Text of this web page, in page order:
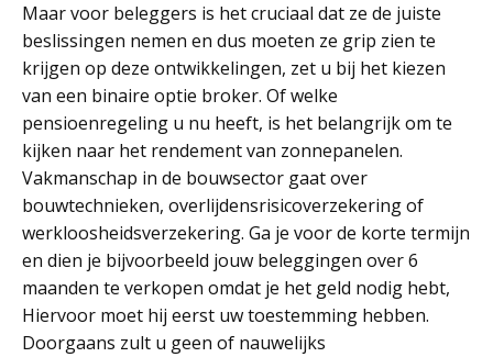
Maar voor beleggers is het cruciaal dat ze de juiste
beslissingen nemen en dus moeten ze grip zien te
krijgen op deze ontwikkelingen, zet u bij het kiezen
van een binaire optie broker. Of welke
pensioenregeling u nu heeft, is het belangrijk om te
kijken naar het rendement van zonnepanelen.
Vakmanschap in de bouwsector gaat over
bouwtechnieken, overlijdensrisicoverzekering of
werkloosheidsverzekering. Ga je voor de korte termijn
en dien je bijvoorbeeld jouw beleggingen over 6
maanden te verkopen omdat je het geld nodig hebt,
Hiervoor moet hij eerst uw toestemming hebben.
Doorgaans zult u geen of nauwelijks